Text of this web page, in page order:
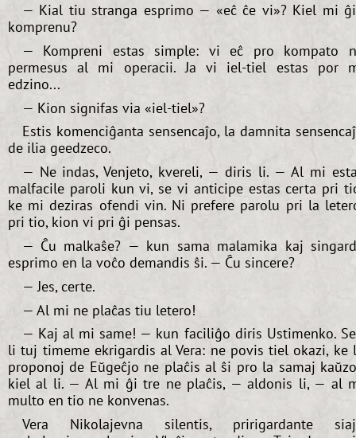
— Kial tiu stranga esprimo — «eĉ ĉe vi»? Kiel mi
komprenu?
— Kompreni estas simple: vi eĉ pro kompato
permesus al mi operacii. Ja vi iel-tiel estas por
edzino...
— Kion signifas via «iel-tiel»?
Estis komenciĝanta sensencaĵo, la damnita
de ilia geedzeco.
— Ne indas, Venjeto, kvereli, — diris li. — Al mi
malfacile paroli kun vi, se vi anticipe estas certa pri
ke mi deziras ofendi vin. Ni prefere parolu pri la
pri tio, kion vi pri ĝi pensas.
— Ĉu malkaŝe? — kun sama malamika kaj
esprimo en la voĉo demandis ŝi. — Ĉu sincere?
— Jes, certe.
— Al mi ne plaĉas tiu letero!
— Kaj al mi same! — kun faciliĝo diris Ustimenko.
li tuj timeme ekrigardis al Vera: ne povis tiel okazi, ke
proponoj de Eŭgeĉjo ne plaĉis al ŝi pro la samaj
kiel al li. — Al mi ĝi tre ne plaĉis, — aldonis li, — al
multo en tio ne konvenas.
Vera Nikolajevna silentis, pririgardante